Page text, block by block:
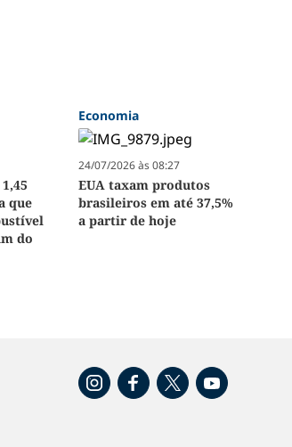
que
do
Economia
24/07/2026 às 08:27
EUA taxam produtos
brasileiros em até 37,5%
a partir de hoje